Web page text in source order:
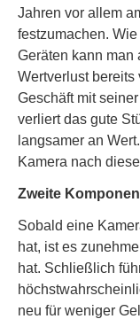
Jahren vor allem
festzumachen.
Geräten kann man
Wertverlust
Geschäft mit
verliert das gute
langsamer an
Kamera nach
Zweite
Sobald eine
hat, ist es
hat. Schließlich
neu für weniger